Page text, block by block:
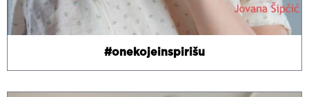
#onekojeinspirišu